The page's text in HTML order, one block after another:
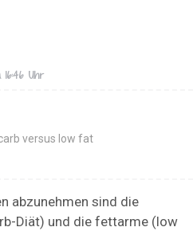
16:46 Uhr
versus low fat
abzunehmen sind die
Diät) und die fettarme (low